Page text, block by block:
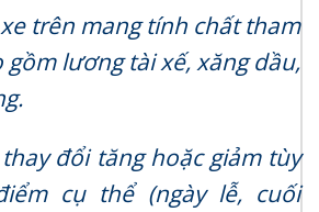
trên mang tính chất tham
gồm lương tài xế, xăng dầu,
đổi tăng hoặc giảm tùy
cụ thể (ngày lễ, cuối